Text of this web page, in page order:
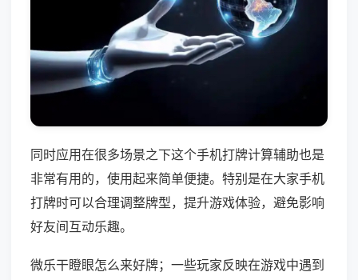
同时应用在很多场景之下这个手机打牌计算辅助也是
非常有用的，使用起来简单便捷。特别是在大家手机
打牌时可以合理调整牌型，提升游戏体验，避免影响
好友间互动乐趣。
微乐干瞪眼怎么来好牌；一些玩家反映在游戏中遇到